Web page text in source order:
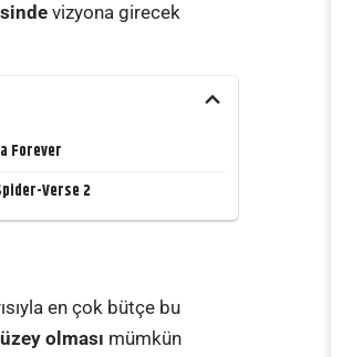
vizyona girecek
Forever
Verse 2
en çok bütçe bu
olması mümkün